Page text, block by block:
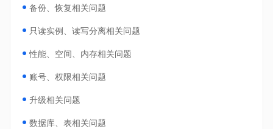
备份、恢复相关问题
只读实例、读写分离相关问题
性能、空间、内存相关问题
账号、权限相关问题
升级相关问题
数据库、表相关问题